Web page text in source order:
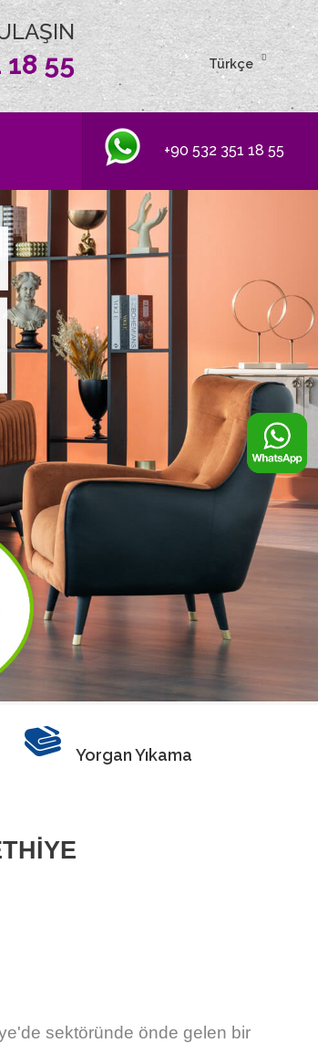
18 55 Türkçe
+90 532 351 18 55
Yorgan Yıkama
sektöründe önde gelen bir